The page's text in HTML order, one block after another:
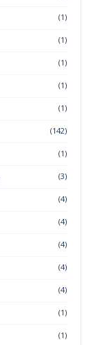
(1)
(1)
(1)
(1)
(1)
(142)
(1)
(3)
(4)
(4)
(4)
(4)
(4)
(1)
(1)